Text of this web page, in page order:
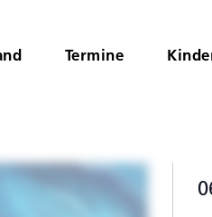
Termine